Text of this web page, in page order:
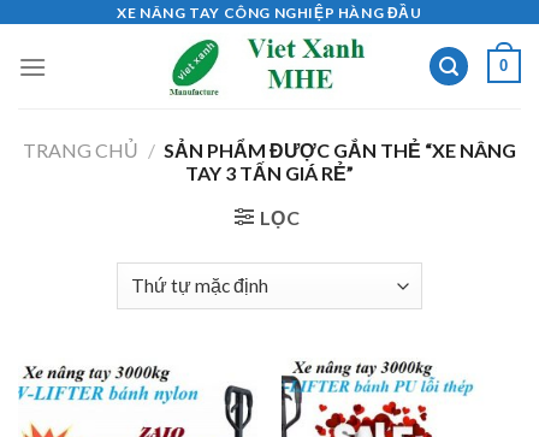
content
XE NÂNG TAY CÔNG NGHIỆP HÀNG ĐẦU
0
TRANG CHỦ / SẢN PHẨM ĐƯỢC GẮN THẺ “XE NÂNG
TAY 3 TẤN GIÁ RẺ”
LỌC